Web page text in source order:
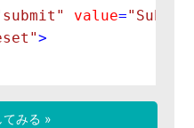
value=
>
てみる »